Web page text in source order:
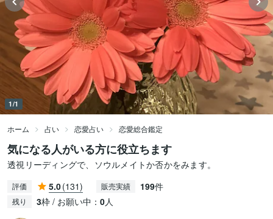
1/1
ホーム 占い 恋愛占い 恋愛総合鑑定
気になる人がいる方に役立ちます
透視リーディングで、ソウルメイトか否かをみます。
評価 5.0(131) 販売実績 199件
残り 3枠 / お願い中： 0人